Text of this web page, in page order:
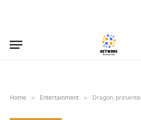
Home » Entertainment » Dragon, presented by Bhushan Kumar,